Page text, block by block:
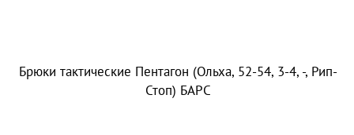
Брюки тактические Пентагон (Ольха, 52-54, 3-4, -, Рип-
Стоп) БАРС